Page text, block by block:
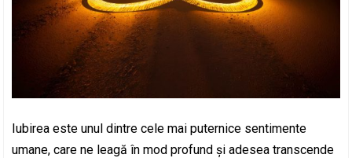
Iubirea este unul dintre cele mai puternice sentimente
umane, care ne leagă în mod profund și adesea transcende